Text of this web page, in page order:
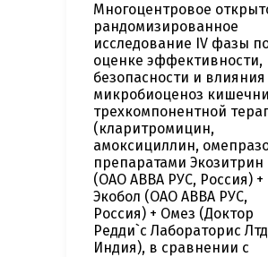
Многоцентровое
рандомизированное
исследование IV фазы
оценке эффективности,
безопасности и
микробиоценоз
трехкомпонентной
(кларитромицин,
амоксициллин,
препаратами Экозитрин
(ОАО АВВА РУС, Россия) +
Экобол (ОАО АВВА РУС,
Россия) + Омез (Доктор
Редди`с Лабораторис
Индия), в сравнении с